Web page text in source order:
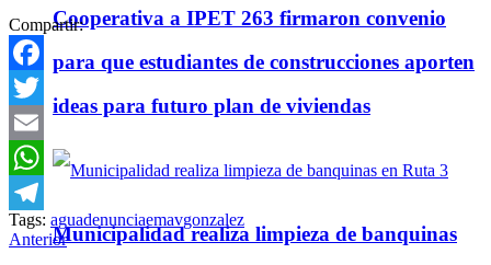
Cooperativa a IPET 263 firmaron convenio
para que estudiantes de construcciones aporten
ideas para futuro plan de viviendas
Municipalidad realiza limpieza de banquinas
Compartir:
Facebook
Twitter
Email
WhatsApp
Telegram
Tags: aguadenunciaemavgonzalez
Anterior